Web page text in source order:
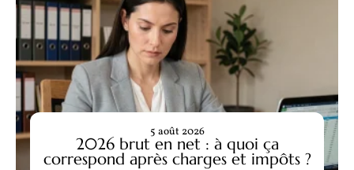
2026 brut en net : à quoi ça
correspond après charges et impôts ?
5 août 2026